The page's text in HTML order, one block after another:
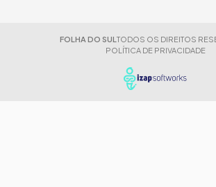
FOLHA DO SUL TODOS OS DIREITOS
POLÍTICA DE PRIVACIDADE